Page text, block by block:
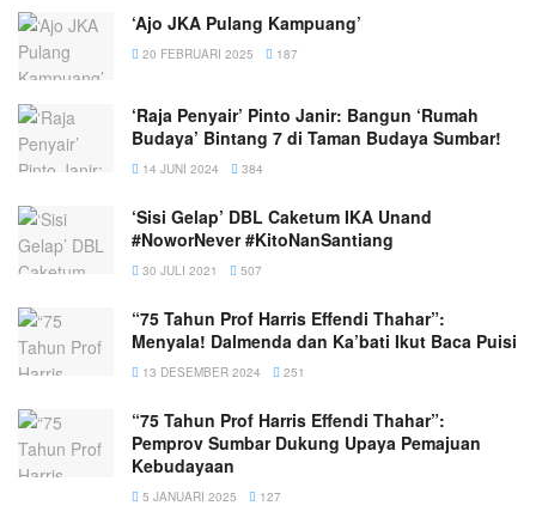
‘Ajo JKA Pulang Kampuang’
20 FEBRUARI 2025 187
‘Raja Penyair’ Pinto Janir: Bangun ‘Rumah
Budaya’ Bintang 7 di Taman Budaya Sumbar!
14 JUNI 2024 384
‘Sisi Gelap’ DBL Caketum IKA Unand
#NoworNever #KitoNanSantiang
30 JULI 2021 507
“75 Tahun Prof Harris Effendi Thahar”:
Menyala! Dalmenda dan Ka’bati Ikut Baca Puisi
13 DESEMBER 2024 251
“75 Tahun Prof Harris Effendi Thahar”:
Pemprov Sumbar Dukung Upaya Pemajuan
Kebudayaan
5 JANUARI 2025 127